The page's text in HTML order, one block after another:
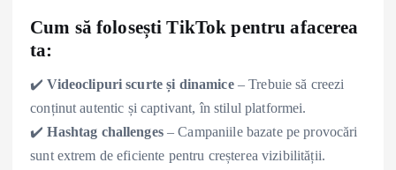
Cum să folosești TikTok pentru afacerea
ta:
✔️Videoclipuri scurte și dinamice– Trebuie să creezi
conținut autentic și captivant, în stilul platformei.
✔️Hashtag challenges– Campaniile bazate pe provocări
sunt extrem de eficiente pentru creșterea vizibilității.